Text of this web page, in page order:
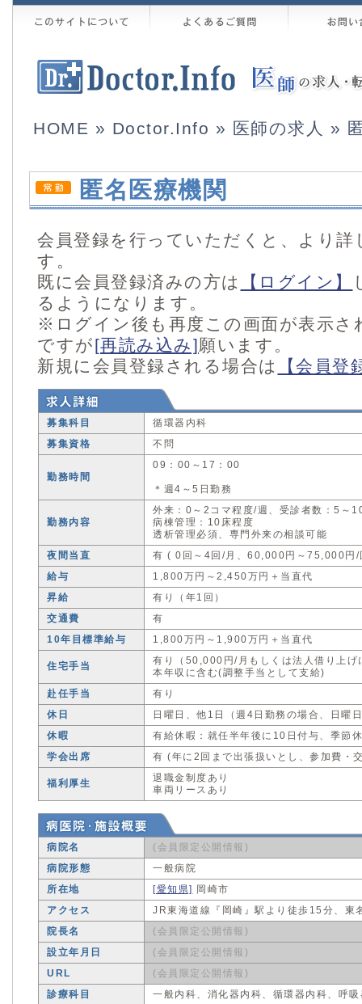
HOME » Doctor.Info » 医師の求人 »
匿名医療機関
会員登録を行っていただくと、より
す。
既に会員登録済みの方は
【ログイン】
るようになります。
※ログイン後も再度この画面が表示さ
ですが[再読み込み]願います。
新規に会員登録される場合は
【会員登
募集科目
循環器内科
募集資格
不問
勤務時間
09：00～17：00
＊週4～5日勤務
勤務内容
外来：0～2コマ程度/週、受診者数：5～
病棟管理：10床程度
透析管理必須、専門外来の相談可能
夜間当直
有 ( 0回～4回/月、60,000円～75,000円/
給与
1,800万円～2,450万円＋当直代
昇給
有り（年1回）
交通費
有
10年目標準給与
1,800万円～1,900万円＋当直代
住宅手当
有り（50,000円/月もしくは法人借り上
本年収に含む(調整手当として支給)
赴任手当
有り
休日
日曜日、他1日（週4日勤務の場合、日曜
休暇
有給休暇：就任半年後に10日付与、季節
学会出席
有 (年に2回まで出張扱いとし、参加費・
福利厚生
退職金制度あり
車両リースあり
病院名
(会員限定公開情報)
病院形態
一般病院
所在地
[愛知県]
岡崎市
アクセス
JR東海道線『岡崎』駅より徒歩15分、東
院長名
(会員限定公開情報)
設立年月日
(会員限定公開情報)
URL
(会員限定公開情報)
診療科目
一般内科、消化器内科、循環器内科、呼